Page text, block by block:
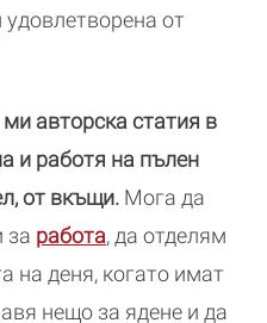
от
авторска статия в
и работя на пълен
от вкъщи. Мога да
за работа, да отделям
на деня, когато имат
нещо за ядене и да